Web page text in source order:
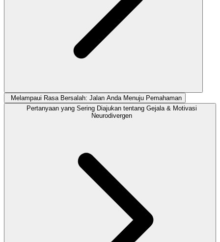
Melampaui Rasa Bersalah: Jalan Anda Menuju Pemahaman
Pertanyaan yang Sering Diajukan tentang Gejala & Motivasi
Neurodivergen